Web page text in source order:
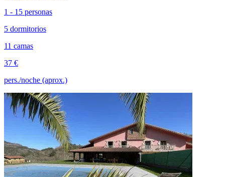
1 - 15 personas
5 dormitorios
11 camas
37 €
pers./noche (aprox.)